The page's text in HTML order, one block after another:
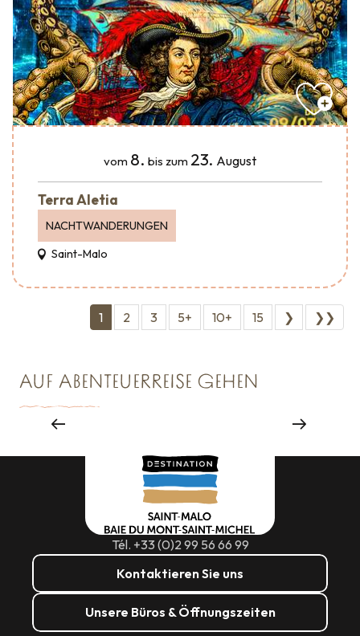
vom 8. bis zum 23. August
Terra Aletia
NACHTWANDERUNGEN
Saint-Malo
1 2 3 5+ 10+ 15 ❯ ❯❯
AUF ABENTEUERREISE GEHEN
Tél. +33 (0)2 99 56 66 99
Kontaktieren Sie uns
Unsere Büros & Öffnungszeiten